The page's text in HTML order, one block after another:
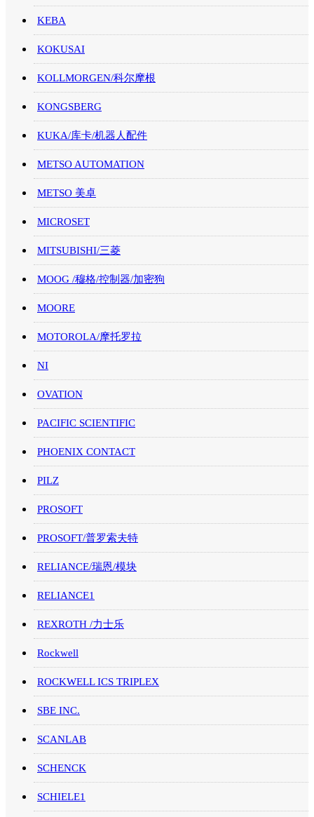
KEBA
KOKUSAI
KOLLMORGEN/科尔摩根
KONGSBERG
KUKA/库卡/机器人配件
METSO AUTOMATION
METSO 美卓
MICROSET
MITSUBISHI/三菱
MOOG /穆格/控制器/加密狗
MOORE
MOTOROLA/摩托罗拉
NI
OVATION
PACIFIC SCIENTIFIC
PHOENIX CONTACT
PILZ
PROSOFT
PROSOFT/普罗索夫特
RELIANCE/瑞恩/模块
RELIANCE1
REXROTH /力士乐
Rockwell
ROCKWELL ICS TRIPLEX
SBE INC.
SCANLAB
SCHENCK
SCHIELE1